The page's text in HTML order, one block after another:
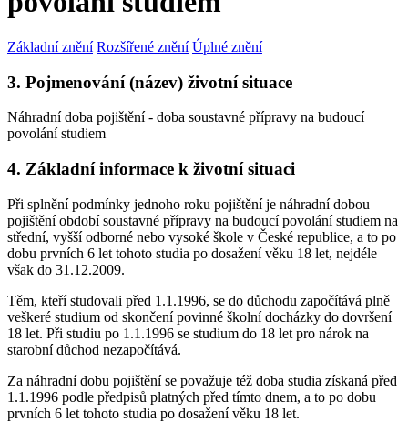
Základní znění Rozšířené znění Úplné znění
3. Pojmenování (název) životní situace
Náhradní doba pojištění - doba soustavné přípravy na budoucí
povolání studiem
4. Základní informace k životní situaci
Při splnění podmínky jednoho roku pojištění je náhradní dobou
pojištění období soustavné přípravy na budoucí povolání studiem na
střední, vyšší odborné nebo vysoké škole v České republice, a to po
dobu prvních 6 let tohoto studia po dosažení věku 18 let, nejdéle
však do 31.12.2009.
Těm, kteří studovali před 1.1.1996, se do důchodu započítává plně
veškeré studium od skončení povinné školní docházky do dovršení
18 let. Při studiu po 1.1.1996 se studium do 18 let pro nárok na
starobní důchod nezapočítává.
Za náhradní dobu pojištění se považuje též doba studia získaná před
1.1.1996 podle předpisů platných před tímto dnem, a to po dobu
prvních 6 let tohoto studia po dosažení věku 18 let.